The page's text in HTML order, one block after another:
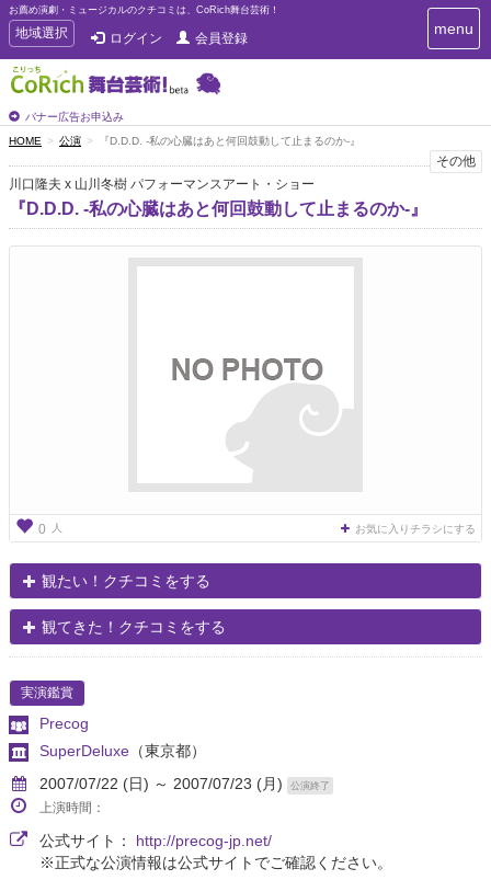
お薦め演劇・ミュージカルのクチコミは、CoRich舞台芸術！
T
o
g
g
e
n
a
v
地域選択 ログイン 会員登録
バナー広告お申込み
T
o
n
i
g
menu
HOME 公演 『D.D.D. -私の心臓はあと何回鼓動して止まるのか-』
その他
川口隆夫 x 山川冬樹 パフォーマンスアート・ショー
『D.D.D. -私の心臓はあと何回鼓動して止まるのか-』
0 人 お気に入りチラシにする
観たい！クチコミをする
観てきた！クチコミをする
実演鑑賞
Precog
SuperDeluxe （東京都）
2007/07/22 (日) ～ 2007/07/23 (月)
公演終了
上演時間：
公式サイト： http://precog-jp.net/
※正式な公演情報は公式サイトでご確認ください。